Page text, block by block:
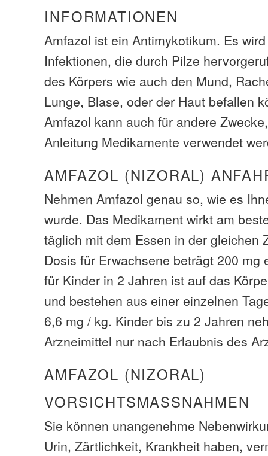
INFORMATIONEN
Amfazol ist ein Antimykotikum. Es
Infektionen, die durch Pilze
des Körpers wie auch den Mund,
Lunge, Blase, oder der Haut befallen
Amfazol kann auch für andere
Anleitung Medikamente verwendet
AMFAZOL (NIZORAL)
Nehmen Amfazol genau so, wie es
wurde. Das Medikament wirkt am
täglich mit dem Essen in der gleichen
Dosis für Erwachsene beträgt 200 mg
für Kinder in 2 Jahren ist auf das
und bestehen aus einer einzelnen
6,6 mg / kg. Kinder bis zu 2 Jahren
Arzneimittel nur nach Erlaubnis des
AMFAZOL (NIZORAL)
VORSICHTSMASSNAHMEN
Sie können unangenehme
Urin, Zärtlichkeit, Krankheit haben,